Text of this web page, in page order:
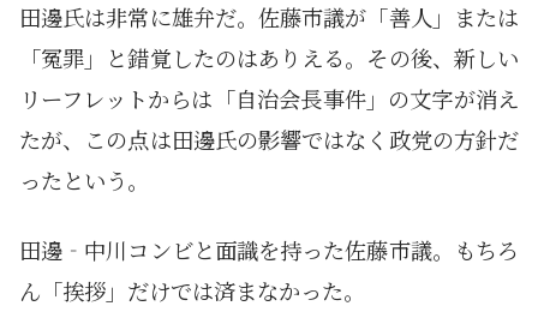
田邊氏は非常に雄弁だ。佐藤市議が「善人」または
「冤罪」と錯覚したのはありえる。その後、新しい
リーフレットからは「自治会長事件」の文字が消え
たが、この点は田邊氏の影響ではなく政党の方針だ
ったという。
田邊‐中川コンビと面識を持った佐藤市議。もちろ
ん「挨拶」だけでは済まなかった。